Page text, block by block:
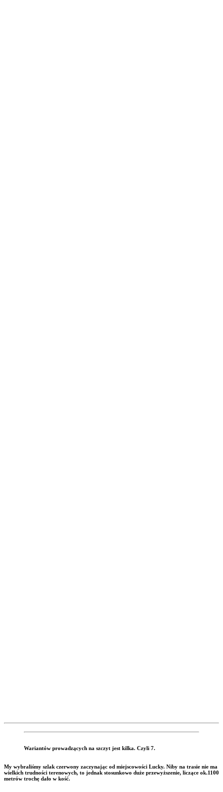
Wariantów prowadzących na szczyt jest kilka. Czyli 7.
My wybraliśmy szlak czerwony zaczynając od miejscowości Lucky. Niby na trasie nie ma
wielkich trudności terenowych, to jednak stosunkowo duże przewyższenie, liczące ok.1100
metrów trochę dało w kość.